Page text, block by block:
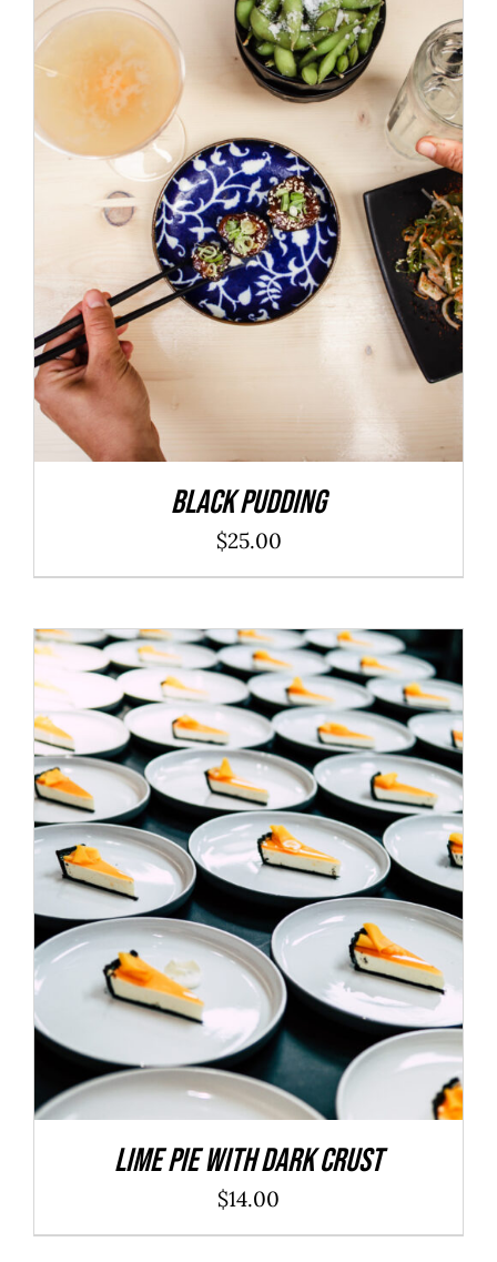
ADD TO CART / DÉTAILS
Black Pudding
$25.00
ADD TO CART DÉTAILS
Lime Pie With Dark Crust
$14.00